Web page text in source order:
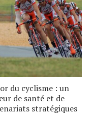
du cyclisme : un
de santé et de
stratégiques